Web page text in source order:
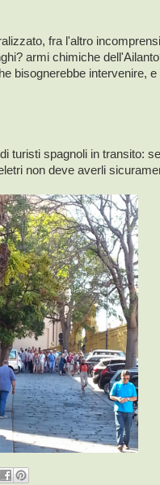
fra l'altro
armi chimiche
bisognerebbe intervenire, e
turisti spagnoli in transito:
non deve averli